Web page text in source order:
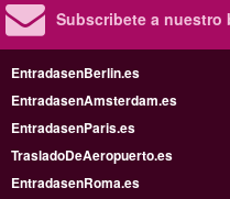
Subscribete a
EntradasenBerlin.es
EntradasenAmsterdam.es
EntradasenParis.es
TrasladoDeAeropuerto.es
EntradasenRoma.es